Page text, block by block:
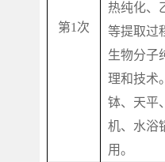
第1 次
热纯化、
等提取过
生物分子
理和技术
钵、天平
机、水浴
用。